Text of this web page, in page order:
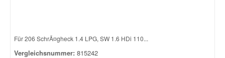
Für 206 SchrÃ¤gheck 1.4 LPG, SW 1.6 HDi 110...
Vergleichsnummer: 815242